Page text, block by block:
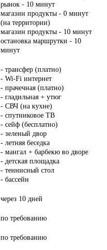
рынок - 10 минут
магазин продукты - 0 минут
(на территории)
магазин продукты - 10 минут
остановка маршрутки - 10
минут
- трансфер (платно)
- Wi-Fi интернет
- прачечная (платно)
- гладильная + утюг
- СВЧ (на кухне)
- спутниковое ТВ
- сейф (бесплатно)
- зеленый двор
- летняя беседка
- мангал + барбекю во дворе
- детская площадка
- теннисный стол
- бассейн
через 10 дней
по требованию
по требованию